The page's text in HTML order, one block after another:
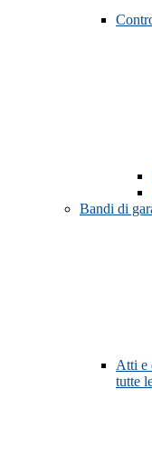
Bandi di
Atti e
tutte